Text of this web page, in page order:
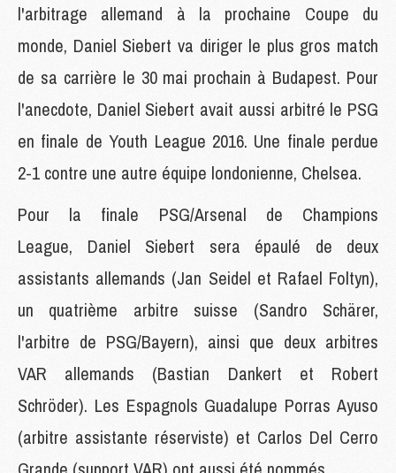
l'arbitrage allemand à la prochaine Coupe du
monde, Daniel Siebert va diriger le plus gros match
de sa carrière le 30 mai prochain à Budapest. Pour
l'anecdote, Daniel Siebert avait aussi arbitré le PSG
en finale de Youth League 2016. Une finale perdue
2-1 contre une autre équipe londonienne, Chelsea.
Pour la finale PSG/Arsenal de Champions
League, Daniel Siebert sera épaulé de deux
assistants allemands (Jan Seidel et Rafael Foltyn),
un quatrième arbitre suisse (Sandro Schärer,
l'arbitre de PSG/Bayern), ainsi que deux arbitres
VAR allemands (Bastian Dankert et Robert
Schröder). Les Espagnols Guadalupe Porras Ayuso
(arbitre assistante réserviste) et Carlos Del Cerro